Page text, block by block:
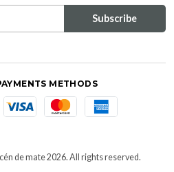
METHODS
de mate 2026. All rights reserved.